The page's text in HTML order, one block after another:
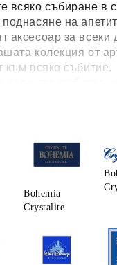
всяко събиране в
на
аксесоар за всеки
колекция от
към всяко събитие.
дали сте любител
сега и
Bohemia
Crystalite